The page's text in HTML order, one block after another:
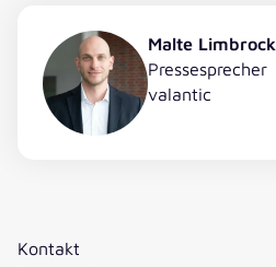
Malte Limbrock
Pressesprecher
valantic
Kontakt